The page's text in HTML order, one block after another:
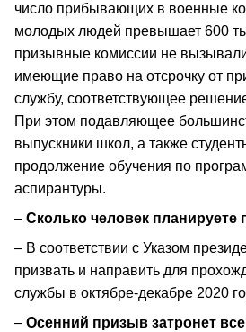
число прибывающих в военные
молодых людей превышает 600
призывные комиссии не
имеющие право на отсрочку от
службу, соответствующее
При этом подавляющее
выпускники школ, а также
продолжение обучения по
аспирантуры.
– Сколько человек планируете
– В соответствии с Указом
призвать и направить для
службы в октябре-декабре 2020
– Осенний призыв затронет